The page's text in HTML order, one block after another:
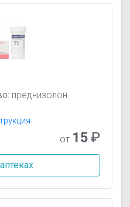
преднизолон
от 15₽